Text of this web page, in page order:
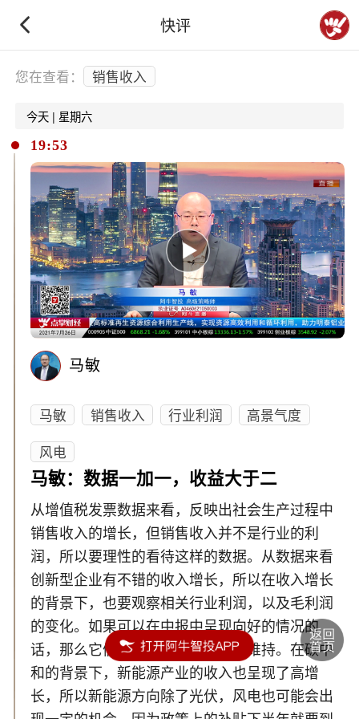
快评
下拉刷新
您在查看： 销售收入
今天 | 星期六
19:53
马敏
马敏 销售收入 行业利润
高景气度
风电
马敏：数据一加一，收益大于二
从增值税发票数据来看，反映出社会生产过程中
销售收入的增长，但销售收入并不是行业的利
润，所以要理性的看待这样的数据。从数据来看
创新型企业有不错的收入增长，所以在收入增长
的背景下，也要观察相关行业利润，以及毛利润
的变化。如果可以在中报中呈现向好的情况的
话，那么它们的高景气度可以持续维持。在碳中
和的背景下，新能源产业的收入也呈现了高增
长，所以新能源方向除了光伏，风电也可能会出